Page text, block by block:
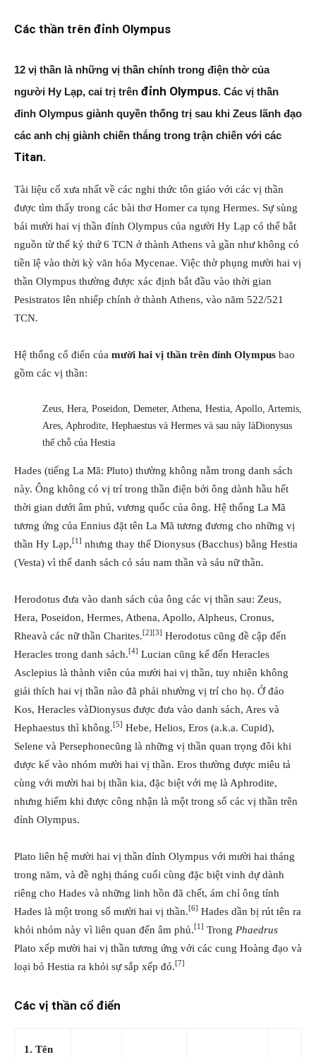
Các thần trên đỉnh Olympus
12 vị thần là những vị thần chính trong điện thờ của
người Hy Lạp, cai trị trên đỉnh Olympus. Các vị thần
đỉnh Olympus giành quyền thống trị sau khi Zeus lãnh đạo
các anh chị giành chiến thắng trong trận chiến với các
Titan.
Tài liệu cổ xưa nhất về các nghi thức tôn giáo với các vị thần
được tìm thấy trong các bài thơ Homer ca tụng Hermes. Sự sùng
bái mười hai vị thần đỉnh Olympus của người Hy Lạp có thể bắt
nguồn từ thế kỷ thứ 6 TCN ở thành Athens và gần như không có
tiền lệ vào thời kỳ văn hóa Mycenae. Việc thờ phụng mười hai vị
thần Olympus thường được xác định bắt đầu vào thời gian
Pesistratos lên nhiếp chính ở thành Athens, vào năm 522/521
TCN.
Hệ thống cổ điển của mười hai vị thần trên đỉnh Olympus bao
gồm các vị thần:
Zeus, Hera, Poseidon, Demeter, Athena, Hestia, Apollo, Artemis,
Ares, Aphrodite, Hephaestus và Hermes và sau này làDionysus
thế chỗ của Hestia
Hades (tiếng La Mã: Pluto) thường không nằm trong danh sách
này. Ông không có vị trí trong thần điện bởi ông dành hầu hết
thời gian dưới âm phủ, vương quốc của ông. Hệ thống La Mã
tương ứng của Ennius đặt tên La Mã tương đương cho những vị
thần Hy Lạp,[1] nhưng thay thế Dionysus (Bacchus) bằng Hestia
(Vesta) vì thế danh sách có sáu nam thần và sáu nữ thần.
Herodotus đưa vào danh sách của ông các vị thần sau: Zeus,
Hera, Poseidon, Hermes, Athena, Apollo, Alpheus, Cronus,
Rheavà các nữ thần Charites.[2] [3] Herodotus cũng đề cập đến
Heracles trong danh sách.[4] Lucian cũng kể đến Heracles
Asclepius là thành viên của mười hai vị thần, tuy nhiên không
giải thích hai vị thần nào đã phải nhường vị trí cho họ. Ở đảo
Kos, Heracles vàDionysus được đưa vào danh sách, Ares và
Hephaestus thì không.[5] Hebe, Helios, Eros (a.k.a. Cupid),
Selene và Persephonecũng là những vị thần quan trọng đôi khi
được kể vào nhóm mười hai vị thần. Eros thường được miêu tả
cùng với mười hai bị thần kia, đặc biệt với mẹ là Aphrodite,
nhưng hiếm khi được công nhận là một trong số các vị thần trên
đỉnh Olympus.
Plato liên hệ mười hai vị thần đỉnh Olympus với mười hai tháng
trong năm, và đề nghị tháng cuối cùng đặc biệt vinh dự dành
riêng cho Hades và những linh hồn đã chết, ám chỉ ông tính
Hades là một trong số mười hai vị thần.[6] Hades dần bị rút tên ra
khỏi nhóm này vì liên quan đến âm phủ.[1] Trong Phaedrus
Plato xếp mười hai vị thần tương ứng với các cung Hoàng đạo và
loại bỏ Hestia ra khỏi sự sắp xếp đó.[7]
Các vị thần cổ điển
Tên